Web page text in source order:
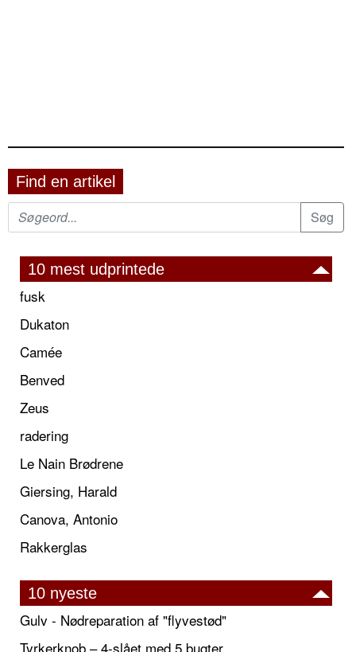
Find en artikel
10 mest udprintede
fusk
Dukaton
Camée
Benved
Zeus
radering
Le Nain Brødrene
Giersing, Harald
Canova, Antonio
Rakkerglas
10 nyeste
Gulv - Nødreparation af "flyvestød"
Tyrkerknob – 4-slået med 5 bugter